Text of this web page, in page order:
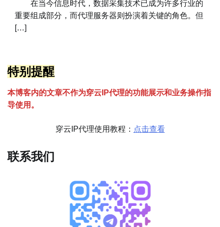
在当今信息时代，数据采集技术已成为许多行业的
重要组成部分，而代理服务器则扮演着关键的角色。但
[…]
特别提醒
本博客内的文章不作为穿云 P代理的功能展示和业务操作指
导使用。
穿云IP代理使用教程： 点击查看
联系我们